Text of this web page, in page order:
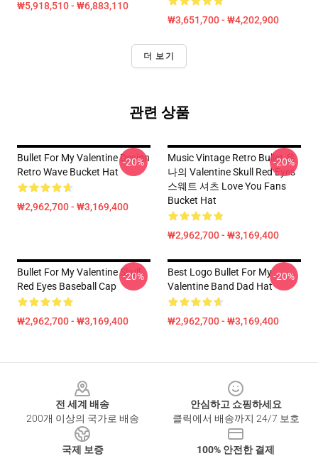
₩5,918,510 - ₩6,883,110
₩3,651,700 - ₩4,202,900
더 보기
관련 상품
Bullet For My Valentine Design
Retro Wave Bucket Hat
₩2,962,700 - ₩3,169,400
-20%
Music Vintage Retro Bullet 용
나의 Valentine Skull Red Eyes
스웨트 셔츠 Love You Fans
Bucket Hat
₩2,962,700 - ₩3,169,400
-20%
Bullet For My Valentine Skull
Red Eyes Baseball Cap
₩2,962,700 - ₩3,169,400
-20%
Best Logo Bullet For My
Valentine Band Dad Hat
₩2,962,700 - ₩3,169,400
-20%
전 세계 배송
200개 이상의 국가로 배송
안심하고 쇼핑하세요
클릭에서 배송까지 24/7 보호
국제 보증
100% 안전한 결제